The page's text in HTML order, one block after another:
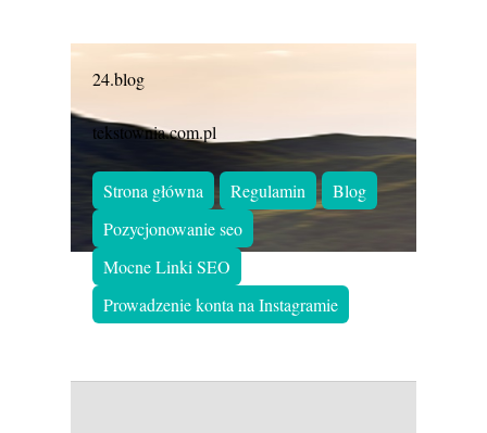
24.blog
tekstownia.com.pl
Strona główna Regulamin
Blog
Pozycjonowanie seo
Mocne Linki SEO
Prowadzenie konta na Instagramie